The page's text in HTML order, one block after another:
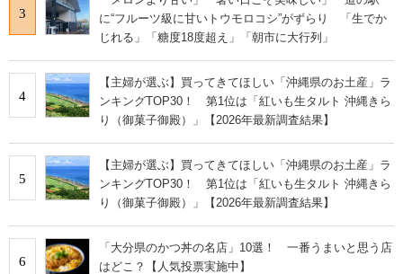
3
に“フルーツ級に甘いトウモロコシ”がずらり 「生でか
じれる」「糖度18度超え」「朝市に大行列」
4
【主婦が選ぶ】買ってきてほしい「沖縄県のお土産」ラ
ンキングTOP30！ 第1位は「紅いも生タルト 沖縄きら
り（御菓子御殿）」【2026年最新調査結果】
5
【主婦が選ぶ】買ってきてほしい「沖縄県のお土産」ラ
ンキングTOP30！ 第1位は「紅いも生タルト 沖縄きら
り（御菓子御殿）」【2026年最新調査結果】
6
「大分県のかつ丼の名店」10選！ 一番うまいと思う店
はどこ？【人気投票実施中】